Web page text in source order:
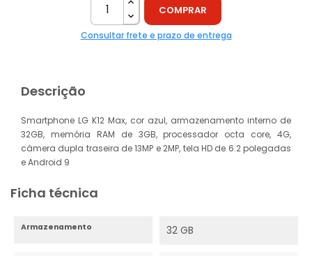
COMPRAR
Consultar frete e prazo de entrega
Descrição
Smartphone LG K12 Max, cor azul, armazenamento interno de
32GB, memória RAM de 3GB, processador octa core, 4G,
câmera dupla traseira de 13MP e 2MP, tela HD de 6.2 polegadas
e Android 9
Ficha técnica
Armazenamento 32 GB